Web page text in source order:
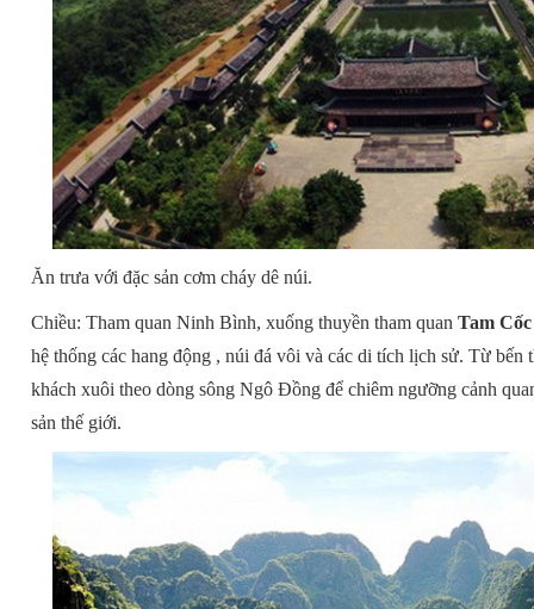
Ăn trưa với đặc sản cơm cháy dê núi.
Chiều: Tham quan Ninh Bình, xuống thuyền tham quan Tam Cốc
hệ thống các hang động , núi đá vôi và các di tích lịch sử. Từ
khách xuôi theo dòng sông Ngô Đồng để chiêm ngưỡng cảnh
sản thế giới.